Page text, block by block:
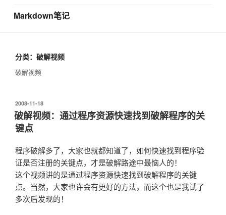
Markdown笔记
分类：破解视频
破解视频
发
布
于
2008-11-18
破解视频：通过程序资源快速找到破解程序的关
键点
程序破解多了，大家也就都知道了，如何快速找到程序验
证是否注册的关键点，才是破解路途中最恼人的！
这个视频讲的是通过程序资源快速找到破解程序的关键
点。当然，大家也许会有更好的方法，而这个也是我试了
多次后发现的！